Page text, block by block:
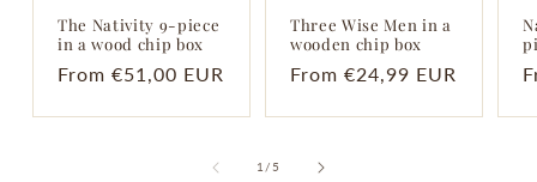
The Nativity 9-piece
in a wood chip box
Regular
From €51,00 EUR
Three Wise Men in a
wooden chip box
Regular
From €24,99 EUR
1 /of5